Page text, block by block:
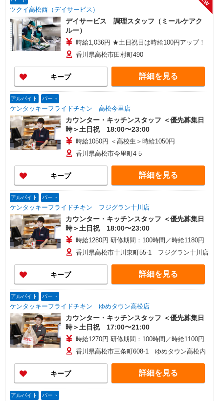
ツクイ高松西（デイサービス）
デイサービス 調理スタッフ（ミールケアク
ルー）
時給1,036円 ★土日祝日は時給100円アップ！
香川県高松市田村町490
キープ 詳細を見る
アルバイト パート
ケンタッキーフライドチキン 高松今里店
カウンター・キッチンスタッフ ＜優先募集日
時＞土日祝 18:00〜23:00
時給1050円 ＜高校生＞時給1050円
香川県高松市今里町4-5
キープ 詳細を見る
アルバイト パート
ケンタッキーフライドチキン フジグラン十川店
カウンター・キッチンスタッフ ＜優先募集日
時＞土日祝 18:00〜23:00
時給1280円 研修期間：100時間／時給1180円
香川県高松市十川東町55-1 フジグラン十川店
キープ 詳細を見る
アルバイト パート
ケンタッキーフライドチキン ゆめタウン高松店
カウンター・キッチンスタッフ ＜優先募集日
時＞土日祝 17:00〜21:00
時給1270円 研修期間：100時間／時給1100円
香川県高松市三条町608-1 ゆめタウン高松内
キープ 詳細を見る
アルバイト パート